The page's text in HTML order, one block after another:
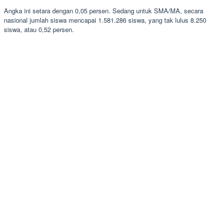
Angka ini setara dengan 0,05 persen. Sedang untuk SMA/MA, secara
nasional jumlah siswa mencapai 1.581.286 siswa, yang tak lulus 8.250
siswa, atau 0,52 persen.